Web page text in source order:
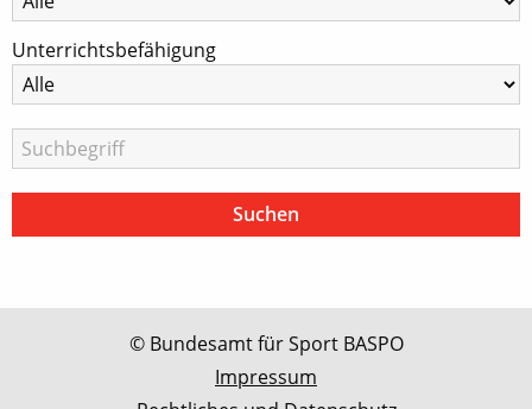
Unterrichtsbefähigung
© Bundesamt für Sport BASPO
Impressum